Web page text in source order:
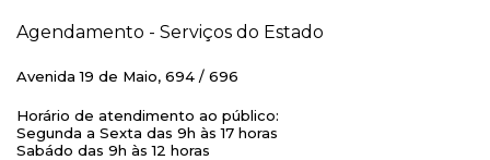
Agendamento - Serviços do Estado
Avenida 19 de Maio, 694 / 696
Horário de atendimento ao público:
Segunda a Sexta das 9h às 17 horas
Sabádo das 9h às 12 horas